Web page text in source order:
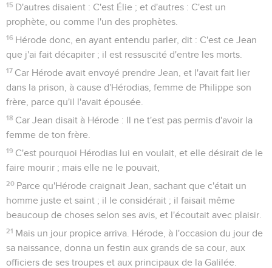
15 D'autres disaient : C'est Élie ; et d'autres : C'est un
prophète, ou comme l'un des prophètes.
16 Hérode donc, en ayant entendu parler, dit : C'est ce Jean
que j'ai fait décapiter ; il est ressuscité d'entre les morts.
17 Car Hérode avait envoyé prendre Jean, et l'avait fait lier
dans la prison, à cause d'Hérodias, femme de Philippe son
frère, parce qu'il l'avait épousée.
18 Car Jean disait à Hérode : Il ne t'est pas permis d'avoir la
femme de ton frère.
19 C'est pourquoi Hérodias lui en voulait, et elle désirait de le
faire mourir ; mais elle ne le pouvait,
20 Parce qu'Hérode craignait Jean, sachant que c'était un
homme juste et saint ; il le considérait ; il faisait même
beaucoup de choses selon ses avis, et l'écoutait avec plaisir.
21 Mais un jour propice arriva. Hérode, à l'occasion du jour de
sa naissance, donna un festin aux grands de sa cour, aux
officiers de ses troupes et aux principaux de la Galilée.